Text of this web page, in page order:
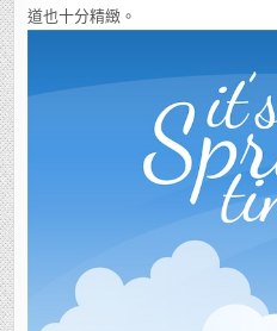
道也十分精緻。